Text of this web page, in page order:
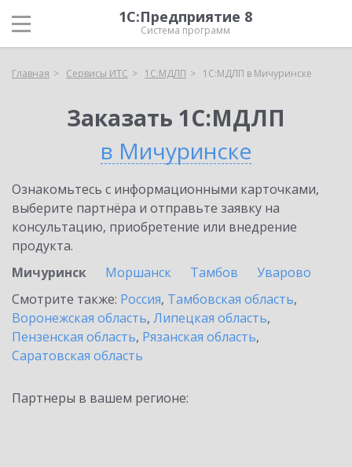
1С:Предприятие 8
Система программ
Главная Сервисы ИТС 1С:МДЛП 1С:МДЛП в Мичуринске
Заказать 1С:МДЛП
в Мичуринске
Ознакомьтесь с информационными карточками,
выберите партнёра и отправьте заявку на
консультацию, приобретение или внедрение
продукта.
Мичуринск
Моршанск Тамбов
Уварово
Смотрите также: Россия, Тамбовская область,
Воронежская область, Липецкая область,
Пензенская область, Рязанская область,
Саратовская область
Партнеры в вашем регионе: